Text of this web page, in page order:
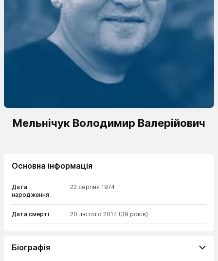
Мельнічук Володимир Валерійович
Основна інформація
Дата
народження
22 серпня 1974
Дата смерті 20 лютого 2014 (39 років)
Біографія